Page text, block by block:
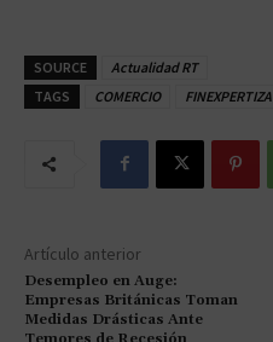
SOURCE
Actualidad RT
TAGS
COMERCIO FINEXPERTIZA
Artículo anterior
Desempleo en Auge:
Empresas Británicas Toman
Medidas Drásticas Ante